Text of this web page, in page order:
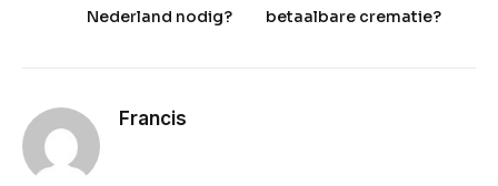
Nederland nodig?
betaalbare crematie?
Francis